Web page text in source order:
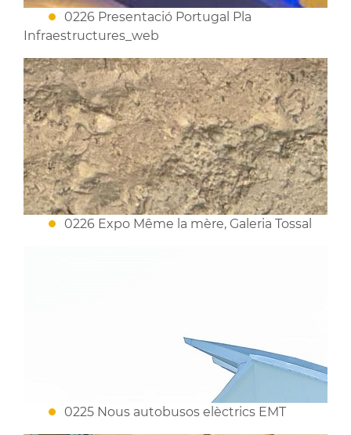
0226 Presentació Portugal Pla
Infraestructures_web
0226 Expo Même la mère, Galeria Tossal
0225 Nous autobusos elèctrics EMT